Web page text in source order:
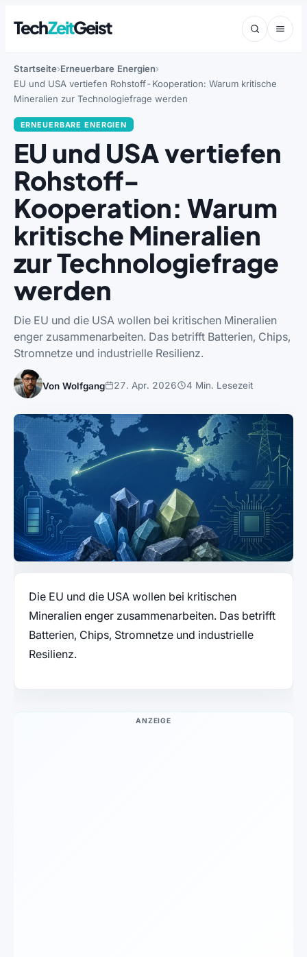
TechZeitGeist
Startseite Erneuerbare Energien
EU und USA vertiefen Rohstoff-Kooperation: Warum kritische
Mineralien zur Technologiefrage werden
ERNEUERBARE ENERGIEN
EU und USA vertiefen
Rohstoff-
Kooperation: Warum
kritische Mineralien
zur Technologiefrage
werden
Die EU und die USA wollen bei kritischen Mineralien
enger zusammenarbeiten. Das betrifft Batterien, Chips,
Stromnetze und industrielle Resilienz.
Von Wolfgang 27. Apr. 2026 4 Min. Lesezeit
Die EU und die USA wollen bei kritischen
Mineralien enger zusammenarbeiten. Das betrifft
Batterien, Chips, Stromnetze und industrielle
Resilienz.
ANZEIGE